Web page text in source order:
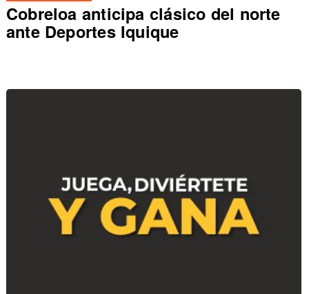
Cobreloa anticipa clásico del norte
ante Deportes Iquique